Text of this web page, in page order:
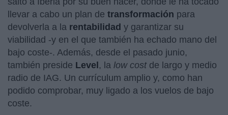
llevar a cabo un plan de transformación para
devolverla a la rentabilidad y garantizar su
viabilidad -y en el que también ha echado mano del
bajo coste-. Además, desde el pasado junio,
también preside Level, la low cost de largo y medio
radio de IAG. Un currículum amplio y, como han
podido comprobar, muy ligado a los vuelos de bajo
coste.